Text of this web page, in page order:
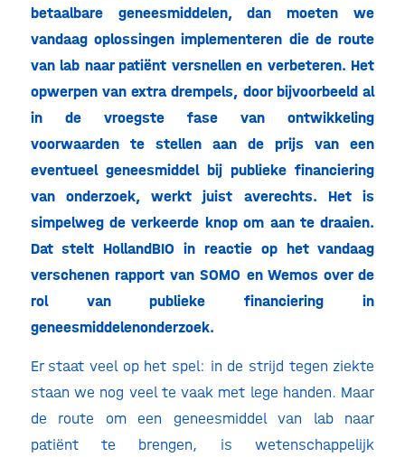
betaalbare geneesmiddelen, dan moeten we
vandaag oplossingen implementeren die de route
van lab naar patiënt versnellen en verbeteren. Het
opwerpen van extra drempels, door bijvoorbeeld al
in de vroegste fase van ontwikkeling
voorwaarden te stellen aan de prijs van een
eventueel geneesmiddel bij publieke financiering
van onderzoek, werkt juist averechts. Het is
simpelweg de verkeerde knop om aan te draaien.
Dat stelt HollandBIO in reactie op het vandaag
verschenen rapport van SOMO en Wemos over de
rol van publieke financiering in
geneesmiddelenonderzoek.
Er staat veel op het spel: in de strijd tegen ziekte
staan we nog veel te vaak met lege handen. Maar
de route om een geneesmiddel van lab naar
patiënt te brengen, is wetenschappelijk